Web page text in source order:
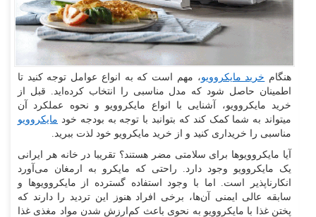
هنگام خرید مایکروویو، مهم است که به انواع عوامل توجه کنید تا
اطمینان حاصل شود که مدل مناسبی را انتخاب کرده‌اید. قبل از
خرید مایکروویو، آشنایی با انواع مایکروویو و نحوه عملکرد آن
میتواند به شما کمک کند که بتوانبد با توجه به بودجه خود مایکروویو
مناسبی را خریداری کنید و از خرید مایکرویو خود لذت ببرید.
آیا مایکروویوها برای سلامتی مضر هستند؟ تقریبا در خانه هر ایرانی
یک مایکروویو وجود دارد. راحتی که مایکرو به ارمغان می‌آورد
انکارناپذیر است. اما با وجود استفاده گسترده از مایکروویوها و
سابقه عالی ایمنی آن‌ها، برخی افراد هنوز این تردید را دارند که
پختن غذا با مایکروویو به نحوی باعث کم‌ارزش شدن مواد مغذی غذا